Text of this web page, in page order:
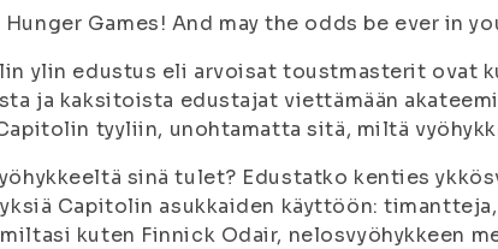
Hunger Games! And may the odds be ever in
ylin edustus eli arvoisat toustmasterit ovat
ja kaksitoista edustajat viettämään
tyyliin, unohtamatta sitä, miltä
sinä tulet? Edustatko kenties
Capitolin asukkaiden käyttöön:
kuten Finnick Odair, nelosvyöhykkeen